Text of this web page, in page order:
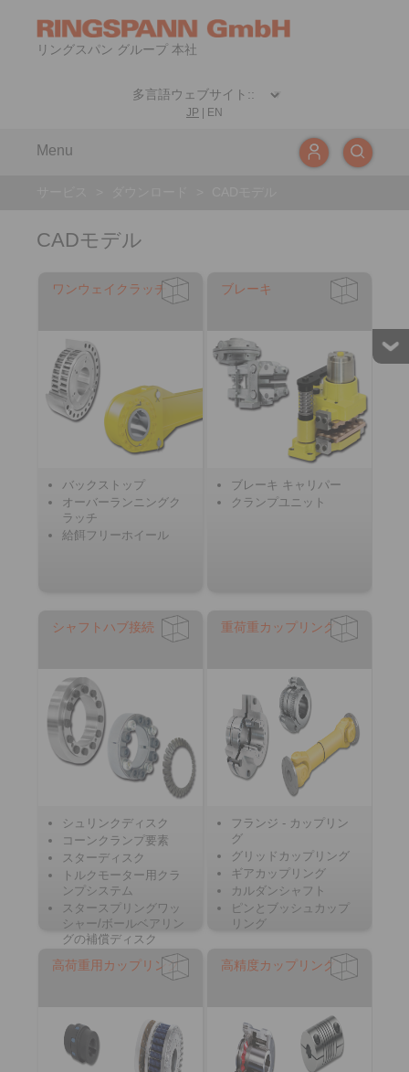
リングスパン グループ 本社
JP EN
Menu
CADモデル
ワンウェイクラッチ
バックストップ
オーバーランニングク
ラッチ
給餌フリーホイール
ブレーキ
ブレーキ キャリパー
クランプユニット
シャフトハブ接続
シュリンクディスク
コーンクランプ要素
スターディスク
トルクモーター用クラ
ンプシステム
スタースプリングワッ
シャー/ボールベアリン
グの補償ディスク
重荷重カップリング
フランジ - カップリン
グ
グリッドカップリング
ギアカップリング
カルダンシャフト
ピンとブッシュカップ
リング
高荷重用カップリング 高精度カップリング